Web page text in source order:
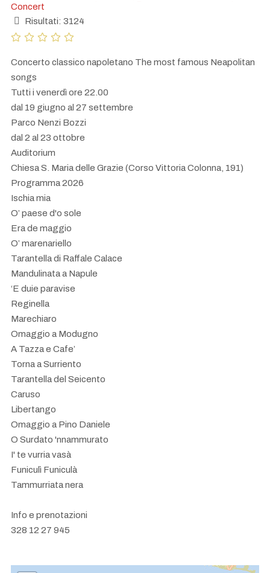
Concert
Risultati: 3124
Concerto classico napoletano The most famous Neapolitan
songs
Tutti i venerdì ore 22.00
dal 19 giugno al 27 settembre
Parco Nenzi Bozzi
dal 2 al 23 ottobre
Auditorium
Chiesa S. Maria delle Grazie (Corso Vittoria Colonna, 191)
Programma 2026
Ischia mia
O’ paese d'o sole
Era de maggio
O’ marenariello
Tarantella di Raffale Calace
Mandulinata a Napule
‘E duie paravise
Reginella
Marechiaro
Omaggio a Modugno
A Tazza e Cafe’
Torna a Surriento
Tarantella del Seicento
Caruso
Libertango
Omaggio a Pino Daniele
O Surdato 'nnammurato
I' te vurria vasà
Funiculì Funiculà
Tammurriata nera
Info e prenotazioni
328 12 27 945